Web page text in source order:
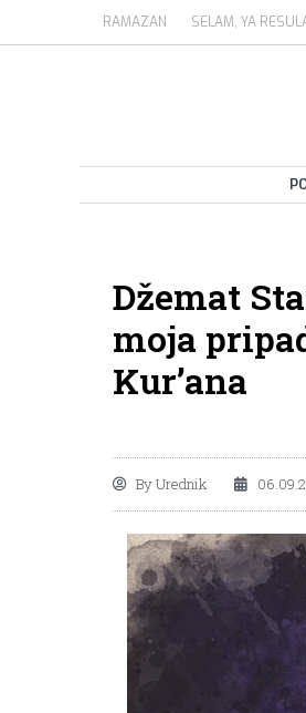
RAMAZAN SELAM, YA
Džemat
moja
Kur’ana
ByUrednik